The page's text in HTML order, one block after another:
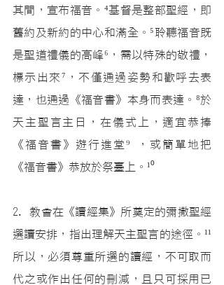
其間，宣布福音。 ⁴基督是整部聖經，即
舊約及新約的中心和滿全。⁵聆聽福音既
是聖道禮儀的高峰⁶ ，需以特殊的敬禮，
標示出來⁷ ，不僅通過姿勢和歡呼去表
達，也通過《福音書》本身而表達。 ⁸於
天主聖言主日，在儀式上，適宜恭捧
《福音書》遊行進堂⁹
，或簡單地把
《福音書》恭放於祭臺上。 ¹⁰
2. 教會在《讀經集》所奠定的彌撒聖經
選讀安排，指出理解天主聖言的途徑。 ¹¹
所以，必須尊重所選的讀經，不可取而
代之或作出任何的刪減，且只可採用已